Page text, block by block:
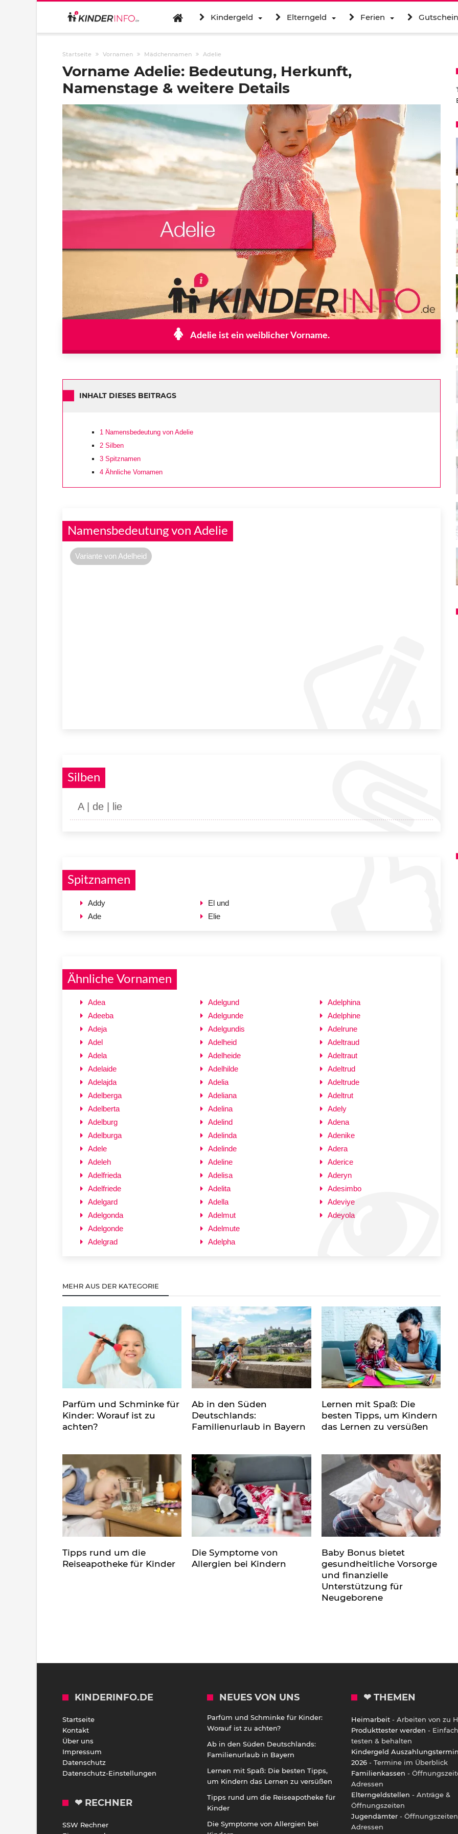
Kindergeld Elterngeld Ferien
Startseite Vornamen Mädchennamen Adelie
Vorname Adelie: Bedeutung, Herkunft,
Namenstage & weitere Details
Adelie ist ein weiblicher Vorname.
INHALT DIESES BEITRAGS
1 Namensbedeutung von Adelie
2 Silben
3 Spitznamen
4 Ähnliche Vornamen
Namensbedeutung von Adelie
Variante von Adelheid
Silben
A | de | lie
Spitznamen
Addy
Ade
El und
Elie
Ähnliche Vornamen
Adea
Adeeba
Adeja
Adel
Adela
Adelaide
Adelajda
Adelberga
Adelberta
Adelburg
Adelburga
Adele
Adeleh
Adelfrieda
Adelfriede
Adelgard
Adelgonda
Adelgonde
Adelgrad
Adelgund
Adelgunde
Adelgundis
Adelheid
Adelheide
Adelhilde
Adelia
Adeliana
Adelina
Adelind
Adelinda
Adelinde
Adeline
Adelisa
Adelita
Adella
Adelmut
Adelmute
Adelpha
Adelphina
Adelphine
Adelrune
Adeltraud
Adeltraut
Adeltrud
Adeltrude
Adeltrut
Adely
Adena
Adenike
Adera
Aderice
Aderyn
Adesimbo
Adeviye
Adeyola
MEHR AUS DER KATEGORIE
Parfüm und Schminke für
Kinder: Worauf ist zu
achten?
Ab in den Süden
Deutschlands:
Familienurlaub in Bayern
Lernen mit Spaß: Die
besten Tipps, um Kindern
das Lernen zu versüßen
Tipps rund um die
Reiseapotheke für Kinder
Die Symptome von
Allergien bei Kindern
Baby Bonus bietet
gesundheitliche Vorsorge
und finanzielle
Unterstützung für
Neugeborene
KINDERINFO.DE
Startseite
Kontakt
Über uns
Impressum
Datenschutz
Datenschutz-Einstellungen
❤ RECHNER
SSW Rechner
NEUES VON UNS
Parfüm und Schminke für Kinder:
Worauf ist zu achten?
Ab in den Süden Deutschlands:
Familienurlaub in Bayern
Lernen mit Spaß: Die besten Tipps,
um Kindern das Lernen zu versüßen
Tipps rund um die Reiseapotheke für
Kinder
Die Symptome von Allergien bei
❤ THEMEN
Heimarbeit - Arbeiten von zu
Produkttester werden - Einfach
testen & behalten
Kindergeld
2026 - Termine im Überblick
Familienkassen -
Adressen
Elterngeldstellen - Anträge &
Öffnungszeiten
Jugendämter -
Adressen